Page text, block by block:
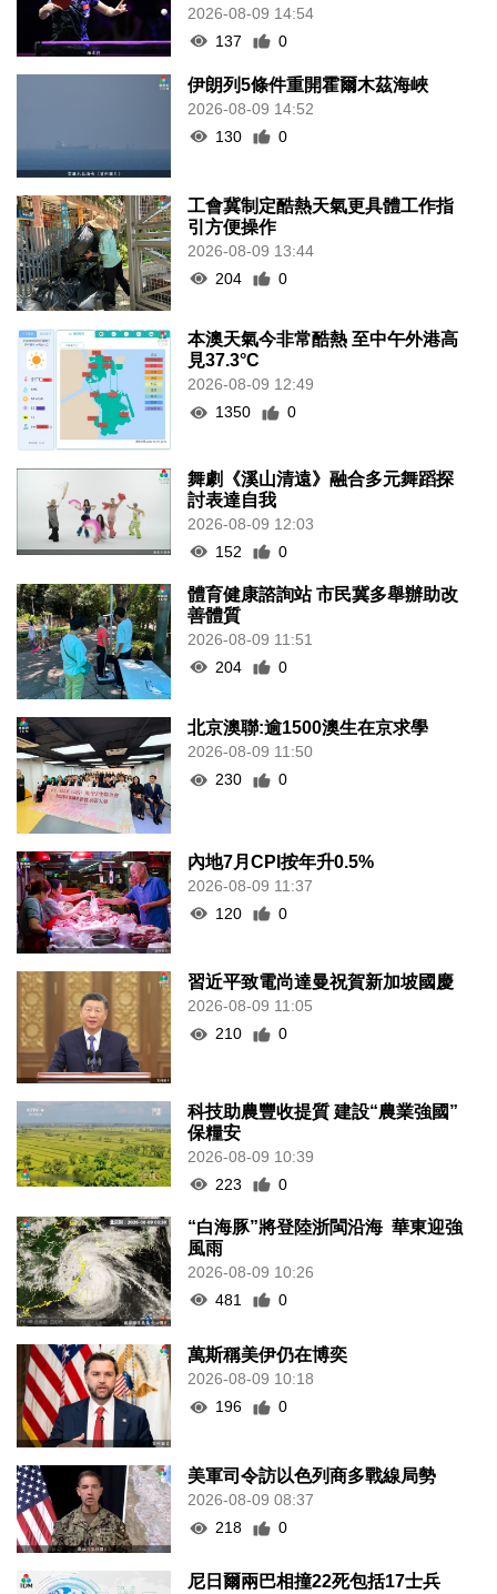
2026-08-09 14:54
137
0
伊朗列5條件重開霍爾木茲海峽
2026-08-09 14:52
130
0
工會冀制定酷熱天氣更具體工作指
引方便操作
2026-08-09 13:44
204
0
本澳天氣今非常酷熱 至中午外港高
見37.3°C
2026-08-09 12:49
1350
0
舞劇《溪山清遠》融合多元舞蹈探
討表達自我
2026-08-09 12:03
152
0
體育健康諮詢站 市民冀多舉辦助改
善體質
2026-08-09 11:51
204
0
北京澳聯:逾1500澳生在京求學
2026-08-09 11:50
230
0
內地7月CPI按年升0.5%
2026-08-09 11:37
120
0
習近平致電尚達曼祝賀新加坡國慶
2026-08-09 11:05
210
0
科技助農豐收提質 建設“農業強國”
保糧安
2026-08-09 10:39
223
0
“白海豚”將登陸浙閩沿海 華東迎強
風雨
2026-08-09 10:26
481
0
萬斯稱美伊仍在博奕
2026-08-09 10:18
196
0
美軍司令訪以色列商多戰線局勢
2026-08-09 08:37
218
0
尼日爾兩巴相撞22死包括17士兵